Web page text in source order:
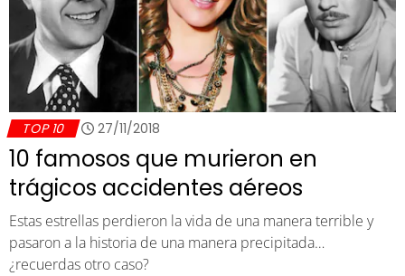
TOP 10 27/11/2018
10 famosos que murieron en
trágicos accidentes aéreos
Estas estrellas perdieron la vida de una manera terrible y
pasaron a la historia de una manera precipitada…
¿recuerdas otro caso?